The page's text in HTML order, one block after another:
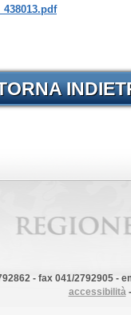
- fax 041/2792905 -
accessibilità